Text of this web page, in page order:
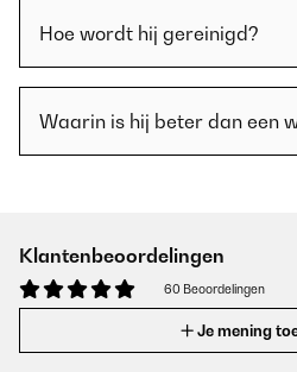
Hoe wordt hij gereinigd?
Waarin is hij beter dan een
Klantenbeoordelingen
60 Beoordelingen
Je mening